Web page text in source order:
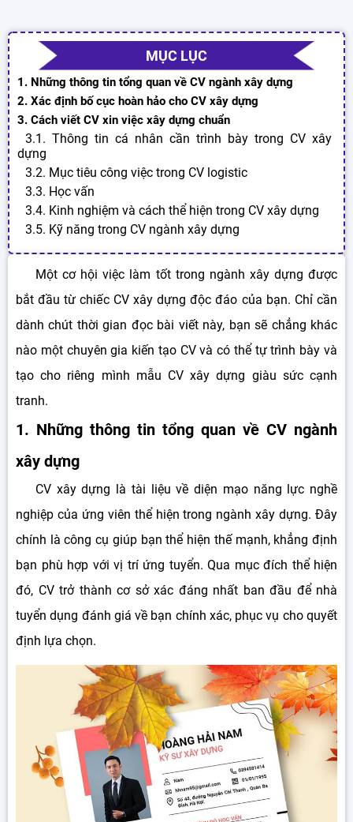
MỤC LỤC
1. Những thông tin tổng quan về CV ngành xây dựng
2. Xác định bố cục hoàn hảo cho CV xây dựng
3. Cách viết CV xin việc xây dựng chuẩn
3.1. Thông tin cá nhân cần trình bày trong CV xây
dựng
3.2. Mục tiêu công việc trong CV logistic
3.3. Học vấn
3.4. Kinh nghiệm và cách thể hiện trong CV xây dựng
3.5. Kỹ năng trong CV ngành xây dựng
Một cơ hội việc làm tốt trong ngành xây dựng được
bắt đầu từ chiếc CV xây dựng độc đáo của bạn. Chỉ cần
dành chút thời gian đọc bài viết này, bạn sẽ chẳng khác
nào một chuyên gia kiến tạo CV và có thể tự trình bày và
tạo cho riêng mình mẫu CV xây dựng giàu sức cạnh
tranh.
1. Những thông tin tổng quan về CV ngành
xây dựng
CV xây dựng là tài liệu về diện mạo năng lực nghề
nghiệp của ứng viên thể hiện trong ngành xây dựng. Đây
chính là công cụ giúp bạn thể hiện thế mạnh, khẳng định
bạn phù hợp với vị trí ứng tuyển. Qua mục đích thể hiện
đó, CV trở thành cơ sở xác đáng nhất ban đầu để nhà
tuyển dụng đánh giá về bạn chính xác, phục vụ cho quyết
định lựa chọn.